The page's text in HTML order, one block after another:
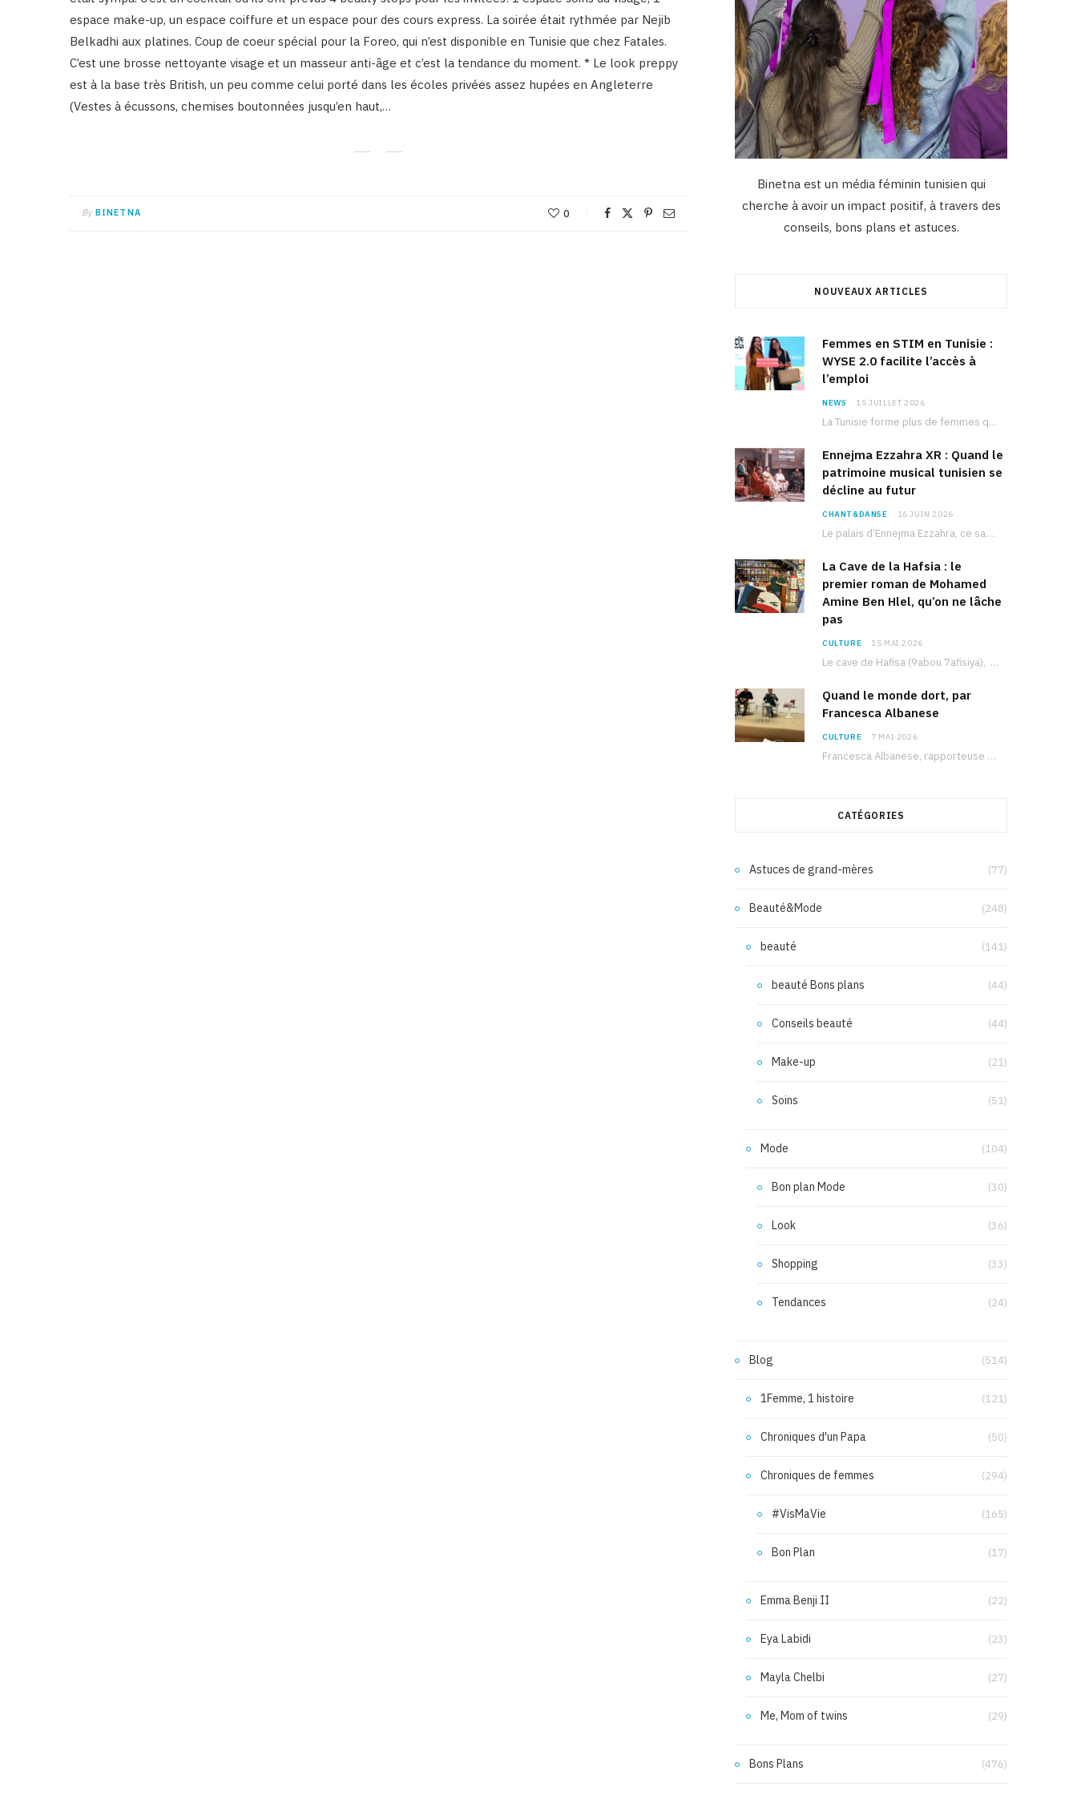
espace make-up, un espace coiffure et un espace pour des cours express. La soirée était rythmée par Nejib
Belkadhi aux platines. Coup de coeur spécial pour la Foreo, qui n’est disponible en Tunisie que chez Fatales.
C’est une brosse nettoyante visage et un masseur anti-âge et c’est la tendance du moment. * Le look preppy
est à la base très British, un peu comme celui porté dans les écoles privées assez hupées en Angleterre
(Vestes à écussons, chemises boutonnées jusqu’en haut,…
By BINETNA 0
Binetna est un média féminin tunisien qui
cherche à avoir un impact positif, à travers des
conseils, bons plans et astuces.
NOUVEAUX ARTICLES
Femmes en STIM en Tunisie :
WYSE 2.0 facilite l’accès à
l’emploi
NEWS 15 JUILLET 2026
La Tunisie forme plus de femmes que d’hommes dans les filières scientifiques. Pourtant, pour beaucoup…
Ennejma Ezzahra XR : Quand le
patrimoine musical tunisien se
décline au futur
CHANT&DANSE 16 JUIN 2026
Le palais d’Ennejma Ezzahra, ce sanctuaire de la musique tunisienne et méditerranéenne construit par le…
La Cave de la Hafsia : le
premier roman de Mohamed
Amine Ben Hlel, qu’on ne lâche
pas
CULTURE 15 MAI 2026
Le cave de Hafisa (9abou 7afisiya), premier roman du journaliste tunisien Mohamed Amine Ben Hlel,…
Quand le monde dort, par
Francesca Albanese
CULTURE 7 MAI 2026
Francesca Albanese, rapporteuse spéciale de l’ONU sur les territoires palestiniens occupés, était à Tunis pour…
CATÉGORIES
Astuces de grand-mères (77)
Beauté&Mode (248)
beauté (141)
beauté Bons plans (44)
Conseils beauté (44)
Make-up (21)
Soins (51)
Mode (104)
Bon plan Mode (30)
Look (36)
Shopping (33)
Tendances (24)
Blog (514)
1Femme, 1 histoire (121)
Chroniques d'un Papa (50)
Chroniques de femmes (294)
#VisMaVie (165)
Bon Plan (17)
Emma Benji II (22)
Eya Labidi (23)
Mayla Chelbi (27)
Me, Mom of twins (29)
Bons Plans (476)